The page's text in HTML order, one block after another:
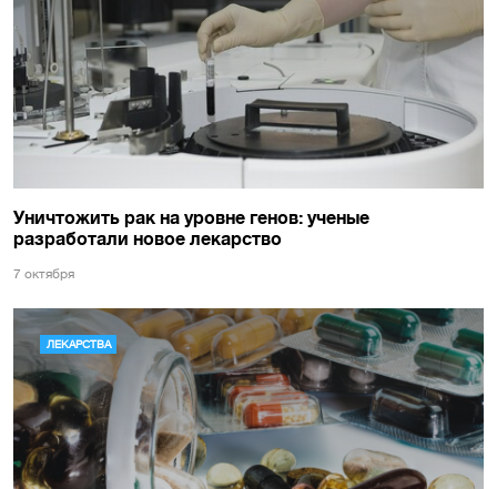
Уничтожить рак на уровне генов: ученые
разработали новое лекарство
7 октября
ЛЕКАРСТВА